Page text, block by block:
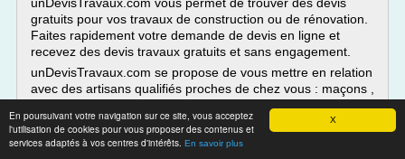
X
En poursuivant votre navigation sur ce site, vous acceptez
l'utilisation de cookies pour vous proposer des contenus et
services adaptés à vos centres d'intérêts. En savoir plus
gratuits pour vos travaux de construction ou de rénovation.
Faites rapidement votre demande de devis en ligne et
recevez des devis travaux gratuits et sans engagement.
unDevisTravaux.com se propose de vous mettre en relation
avec des artisans qualifiés proches de chez vous : maçons ,
couvreurs, décorateurs, ...
Vous pouvez obtenir jusqu'à 3 devis comparatifs dans 48